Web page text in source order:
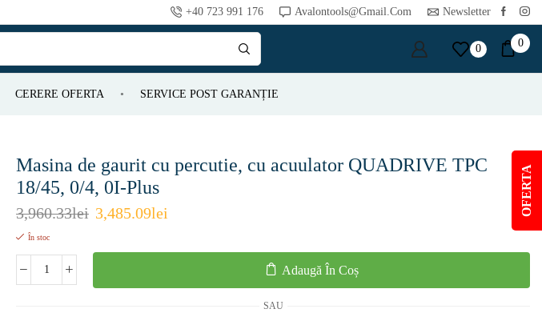
+40 723 991 176 Avalontools@gmail.com Newsletter
0 0
CERERE OFERTA SERVICE POST GARANȚIE
Masina de gaurit cu percutie, cu acuulator QUADRIVE TPC
18/45, 0/4, 0I-Plus
3,960.33lei 3,485.09lei
În stoc
Adaugă În Coș
SAU
OFERTA